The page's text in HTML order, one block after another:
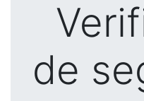
de